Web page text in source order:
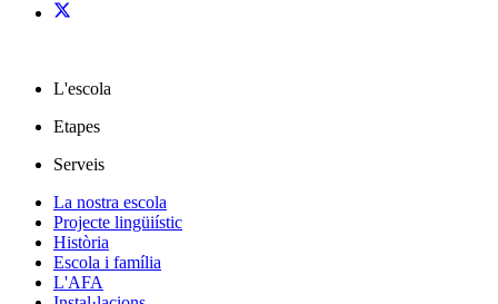
L'escola
Etapes
Serveis
La nostra escola
Projecte lingüiístic
Història
Escola i família
L'AFA